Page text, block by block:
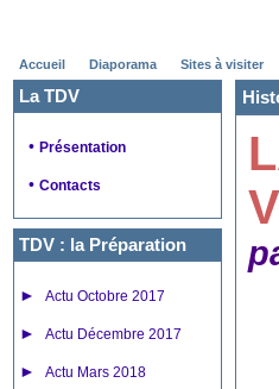
Accueil Diaporama Sites à visiter
La TDV
• Présentation
• Contacts
TDV : la Préparation
► Actu Octobre 2017
► Actu Décembre 2017
► Actu Mars 2018